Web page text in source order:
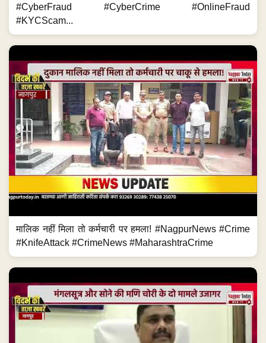
#CyberFraud #CyberCrime #OnlineFraud
#KYCScam...
मालिक नहीं मिला तो कर्मचारी पर हमला! #NagpurNews #Crime
#KnifeAttack #CrimeNews #MaharashtraCrime